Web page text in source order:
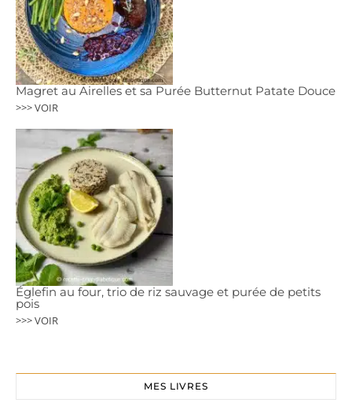
Magret au Airelles et sa Purée Butternut Patate Douce
>>> VOIR
Églefin au four, trio de riz sauvage et purée de petits
pois
>>> VOIR
MES LIVRES